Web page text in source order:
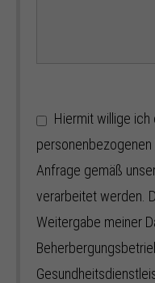
Hiermit willige ich
Anfrage gemäß
verarbeitet werden.
Weitergabe meiner